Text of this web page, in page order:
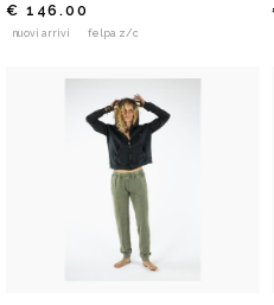
€ 146.00
nuovi arrivi felpa z/c